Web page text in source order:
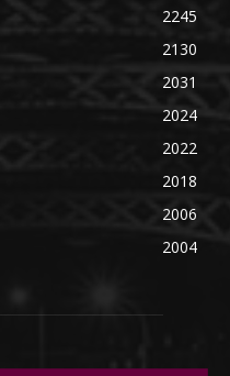
2245
2130
2031
2024
2022
2018
2006
2004